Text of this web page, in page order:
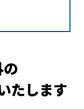
たします